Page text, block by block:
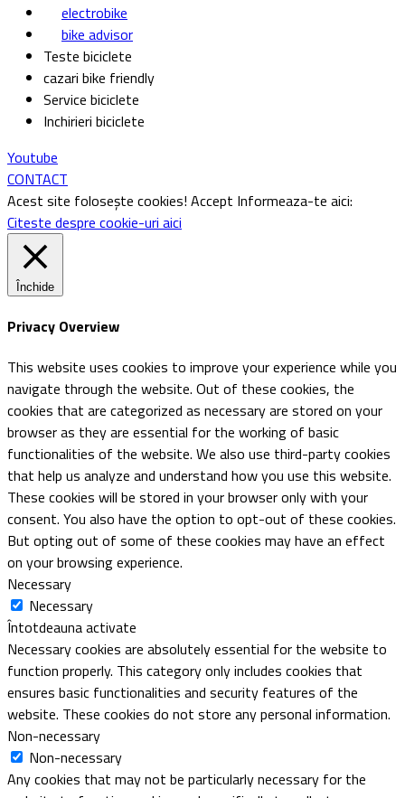
electrobike
bike advisor
Teste biciclete
cazari bike friendly
Service biciclete
Inchirieri biciclete
Youtube
CONTACT
Acest site folosește cookies! Accept Informeaza-te aici:
Citeste despre cookie-uri aici
Închide
Privacy Overview
This website uses cookies to improve your experience while you
navigate through the website. Out of these cookies, the
cookies that are categorized as necessary are stored on your
browser as they are essential for the working of basic
functionalities of the website. We also use third-party cookies
that help us analyze and understand how you use this website.
These cookies will be stored in your browser only with your
consent. You also have the option to opt-out of these cookies.
But opting out of some of these cookies may have an effect
on your browsing experience.
Necessary
Necessary
Întotdeauna activate
Necessary cookies are absolutely essential for the website to
function properly. This category only includes cookies that
ensures basic functionalities and security features of the
website. These cookies do not store any personal information.
Non-necessary
Non-necessary
Any cookies that may not be particularly necessary for the